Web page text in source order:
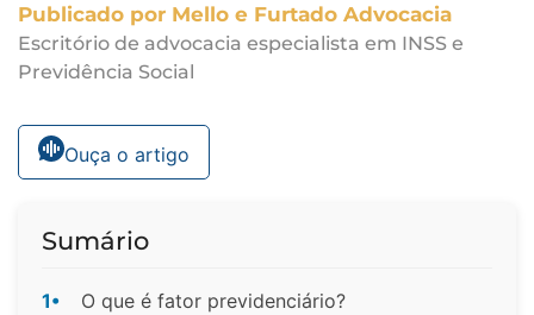
Publicado por Mello e Furtado Advocacia
Escritório de advocacia especialista em INSS e
Previdência Social
Ouça o artigo
Sumário
1•
O que é fator previdenciário?